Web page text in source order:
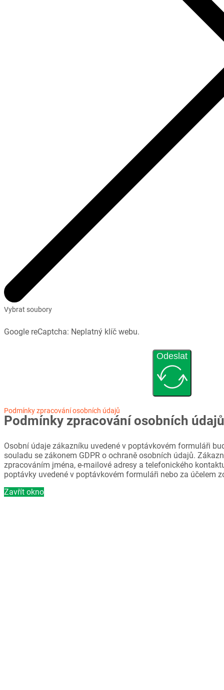
Vybrat soubory
Google reCaptcha: Neplatný klíč webu.
Odeslat
Podmínky zpracování osobních údajů
Podmínky zpracování osobních údajů
Osobní údaje zákazníku uvedené v poptávkovém formuláři
souladu se zákonem GDPR o ochraně osobních údajů.
zpracováním jména, e-mailové adresy a telefonického
poptávky uvedené v poptávkovém formuláři nebo za účelem
Zavřít okno